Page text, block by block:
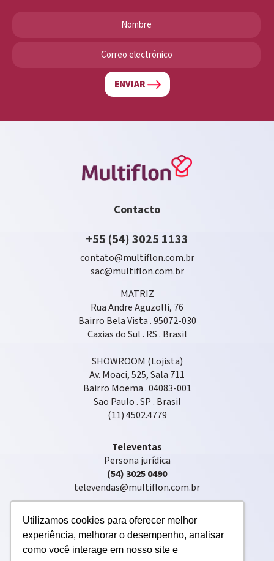
Utilizamos cookies para oferecer melhor
experiência, melhorar o desempenho, analisar
como você interage em nosso site e
ENVIAR
Contacto
+55 (54) 3025 1133
contato@multiflon.com.br
sac@multiflon.com.br
MATRIZ
Rua Andre Aguzolli, 76
Bairro Bela Vista . 95072-030
Caxias do Sul . RS . Brasil
SHOWROOM (Lojista)
Av. Moaci, 525, Sala 711
Bairro Moema . 04083-001
Sao Paulo . SP . Brasil
(11) 4502.4779
Televentas
Persona jurídica
(54) 3025 0490
televendas@multiflon.com.br